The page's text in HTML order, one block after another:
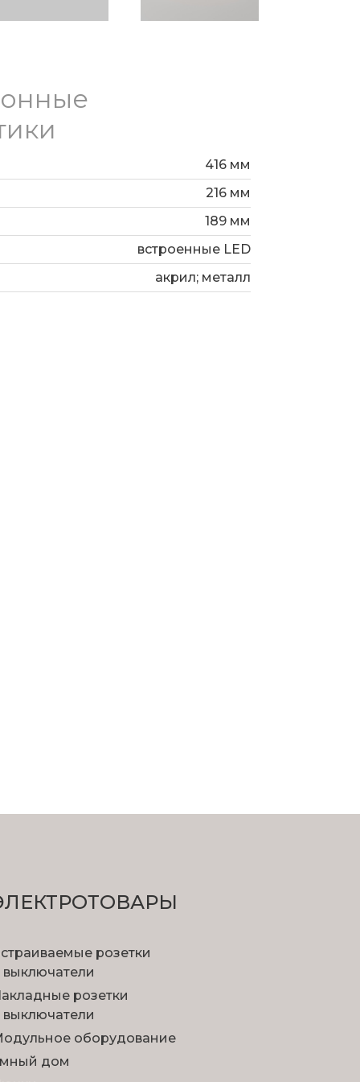
416 мм
216 мм
189 мм
встроенные LED
акрил; металл
розетки
выключатели
розетки
выключатели
оборудование
дом